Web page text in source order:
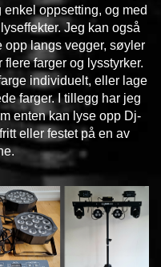
oppsetting, og med
Jeg kan også
opp langs vegger, søyler
farger og lysstyrker.
individuelt, eller lage
farger. I tillegg har jeg
enten kan lyse opp Dj-
eller festet på en av